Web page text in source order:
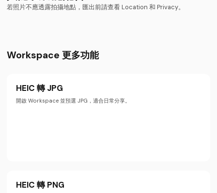
若照片不應透露拍攝地點，匯出前請查看 Location 和 Privacy。
Workspace 更多功能
HEIC 轉 JPG
開啟 Workspace 並預選 JPG，適合日常分享。
HEIC 轉 PNG